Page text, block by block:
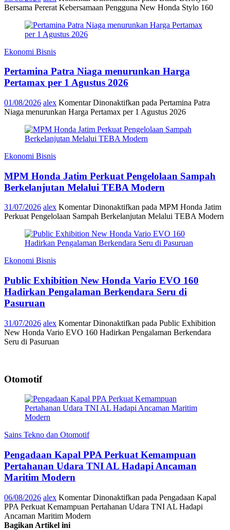
Bersama Pererat Kebersamaan Pengguna New Honda Stylo 160
Ekonomi Bisnis
Pertamina Patra Niaga menurunkan Harga
Pertamax per 1 Agustus 2026
01/08/2026 alex Komentar Dinonaktifkan pada Pertamina Patra
Niaga menurunkan Harga Pertamax per 1 Agustus 2026
Ekonomi Bisnis
MPM Honda Jatim Perkuat Pengelolaan Sampah
Berkelanjutan Melalui TEBA Modern
31/07/2026 alex Komentar Dinonaktifkan pada MPM Honda Jatim
Perkuat Pengelolaan Sampah Berkelanjutan Melalui TEBA Modern
Ekonomi Bisnis
Public Exhibition New Honda Vario EVO 160
Hadirkan Pengalaman Berkendara Seru di
Pasuruan
31/07/2026 alex Komentar Dinonaktifkan pada Public Exhibition
New Honda Vario EVO 160 Hadirkan Pengalaman Berkendara
Seru di Pasuruan
Otomotif
Sains Tekno dan Otomotif
Pengadaan Kapal PPA Perkuat Kemampuan
Pertahanan Udara TNI AL Hadapi Ancaman
Maritim Modern
06/08/2026 alex Komentar Dinonaktifkan pada Pengadaan Kapal
PPA Perkuat Kemampuan Pertahanan Udara TNI AL Hadapi
Ancaman Maritim Modern
Bagikan Artikel ini